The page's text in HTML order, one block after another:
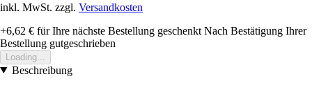
inkl. MwSt. zzgl. Versandkosten
+6,62 € für Ihre nächste Bestellung geschenkt Nach Bestätigung Ihrer
Bestellung gutgeschrieben
Loading...
Beschreibung